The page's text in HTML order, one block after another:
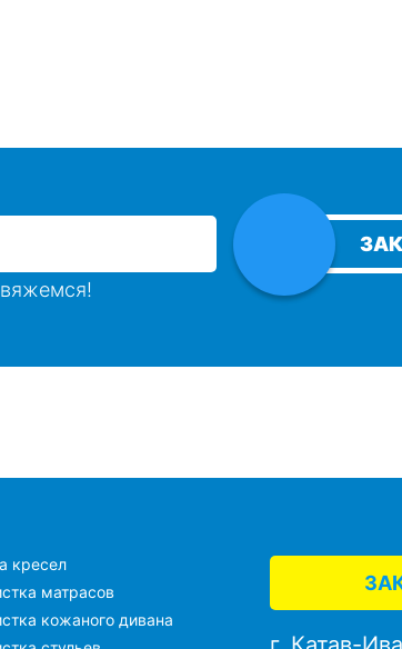
кресел
матрасов
кожаного дивана